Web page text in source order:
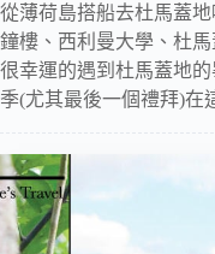
從薄荷島搭船去杜馬蓋
鐘樓、西利曼大學、杜
很幸運的遇到杜馬蓋地
季(尤其最後一個禮拜)在